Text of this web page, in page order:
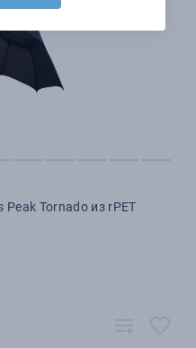
Tornado из rPET